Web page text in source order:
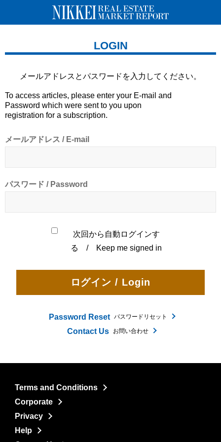
LOGIN
メールアドレスとパスワードを 入力してください。
To access articles, please enter your E-mail and
Password which were sent to you upon
registration for a subscription.
メールアドレス / E-mail
パスワード / Password
次回から自動ログインす
る / Keep me signed in
Password Reset パスワードリセット
Contact Us お問い合わせ
Terms and Conditions
Corporate
Privacy
Help